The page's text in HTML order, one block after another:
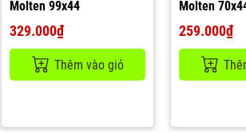
Molten 99x44
329.000₫
Thêm vào giỏ
Molten
259.000₫